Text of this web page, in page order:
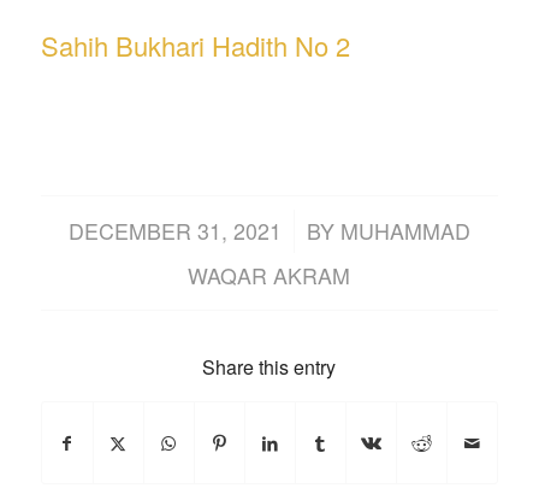
Sahih Bukhari Hadith No 2
DECEMBER 31, 2021
/ BY MUHAMMAD
WAQAR AKRAM
Share this entry